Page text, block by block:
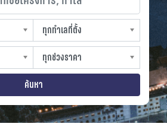
ทุกทำเลที่ตั้ง
slocation
ทุกช่วงราคา
sprice
ค้นหา